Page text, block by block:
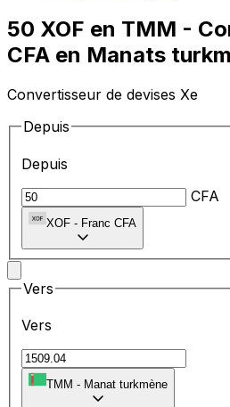
50 XOF en TMM -
CFA en Manats
Convertisseur de devises Xe
Depuis
Depuis
CFA
XOF - Franc CFA
Vers
Vers
TMM - Manat turkmène